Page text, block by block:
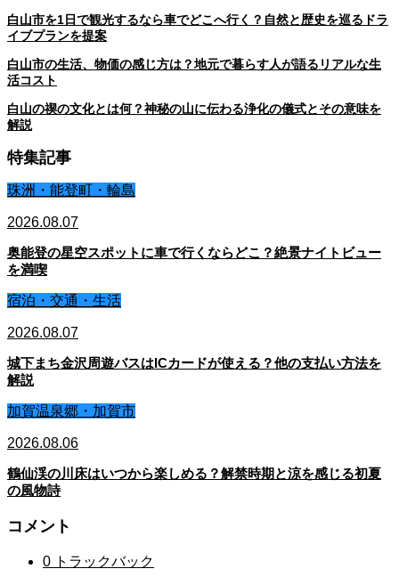
白山市を1日で観光するなら車でどこへ行く？自然と歴史を巡るドラ
イブプランを提案
白山市の生活、物価の感じ方は？地元で暮らす人が語るリアルな生
活コスト
白山の禊の文化とは何？神秘の山に伝わる浄化の儀式とその意味を
解説
特集記事
珠洲・能登町・輪島
2026.08.07
奥能登の星空スポットに車で行くならどこ？絶景ナイトビュー
を満喫
宿泊・交通・生活
2026.08.07
城下まち金沢周遊バスはICカードが使える？他の支払い方法を
解説
加賀温泉郷・加賀市
2026.08.06
鶴仙渓の川床はいつから楽しめる？解禁時期と涼を感じる初夏
の風物詩
コメント
0 トラックバック